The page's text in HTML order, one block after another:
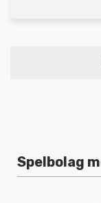
Spelbolag